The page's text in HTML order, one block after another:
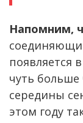
Напомним,
появляется
чуть
середины
этом году